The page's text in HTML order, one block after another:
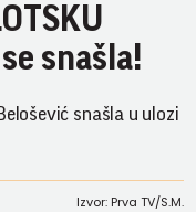
snašla!
snašla u ulozi
Izvor: Prva TV/S.M.